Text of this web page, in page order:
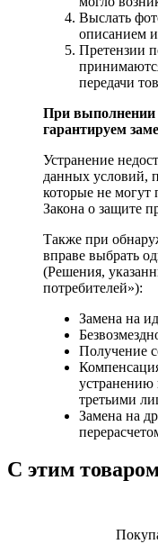
Выслать
описанием
Претензии
передачи
При
гарантируем
Устранение
данных условий,
которые не могут
Закона о защите
Также при
вправе выбрать
(Решения,
потребителей»):
Замена на
Получение
устранению
третьими
Замена на
С этим